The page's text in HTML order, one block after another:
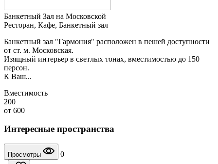
Банкетный Зал на Московской
Ресторан, Кафе, Банкетный зал
Банкетный зал "Гармония" расположен в пешей доступности
от ст. м. Московская.
Изящный интерьер в светлых тонах, вместимостью до 150
персон.
К Ваш...
Вместимость
200
от 600
Интересные пространства
Просмотры
0